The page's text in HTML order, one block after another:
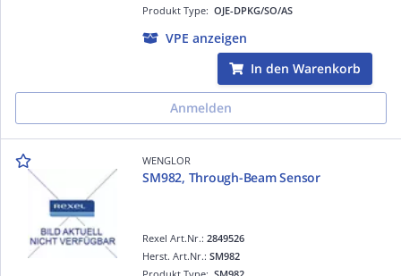
Produkt Type:OJE-DPKG/SO/AS
VPE anzeigen
In den Warenkorb
Anmelden
WENGLOR
SM982, Through-Beam Sensor
Rexel Art.Nr.:2849526
Herst. Art.Nr.:SM982